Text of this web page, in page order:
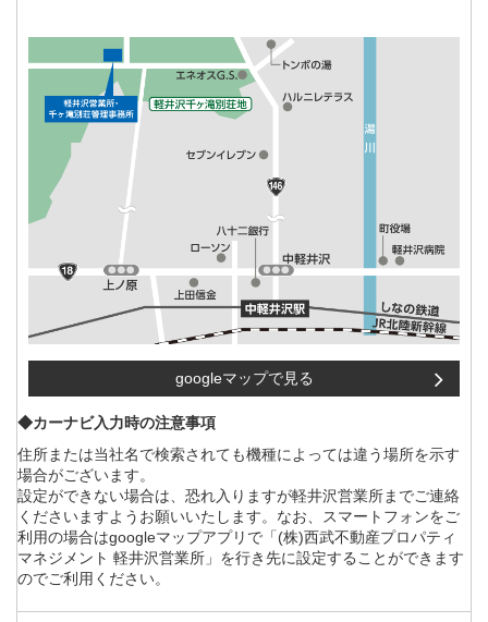
googleマップで見る
◆カーナビ入力時の注意事項
住所または当社名で検索されても機種によっては違う場所を示す
場合がございます。
設定ができない場合は、恐れ入りますが軽井沢営業所までご連絡
くださいますようお願いいたします。なお、スマートフォンをご
利用の場合はgoogleマップアプリで「(株)西武不動産プロパティ
マネジメント 軽井沢営業所」を行き先に設定することができます
のでご利用ください。